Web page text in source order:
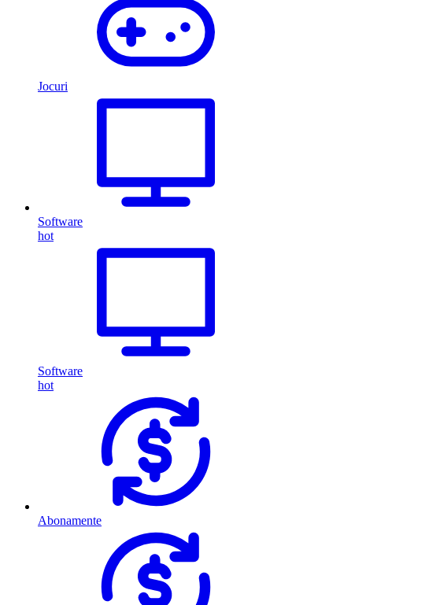
Jocuri
Software
hot
Software
hot
Abonamente